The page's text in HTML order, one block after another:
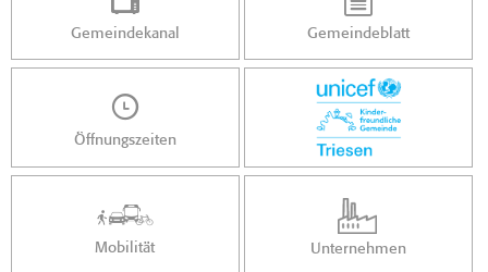
Gemeindekanal Gemeindeblatt
Öffnungszeiten
Mobilität Unternehmen